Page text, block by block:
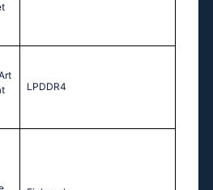
LPDDR4